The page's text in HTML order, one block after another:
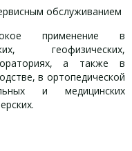
обслуживанием
применение в
геофизических,
а также в
в ортопедической
и медицинских
SNOL
SNOL 12/1300 по